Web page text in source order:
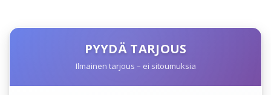
PYYDÄ TARJOUS
Ilmainen tarjous – ei sitoumuksia